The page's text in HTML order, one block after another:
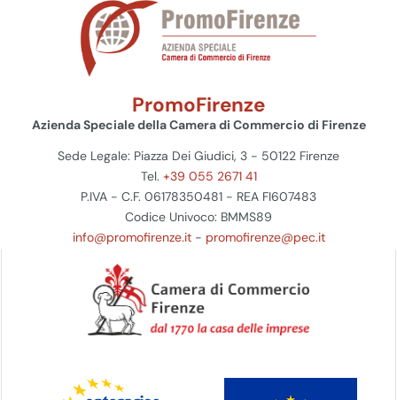
PromoFirenze
Azienda Speciale della Camera di Commercio di Firenze
Sede Legale: Piazza Dei Giudici, 3 - 50122 Firenze
Tel. +39 055 2671 41
P.IVA - C.F. 06178350481 - REA FI607483
Codice Univoco: BMMS89
info@promofirenze.it- promofirenze@pec.it